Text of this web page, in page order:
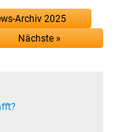
Archiv 2025
Nächste »